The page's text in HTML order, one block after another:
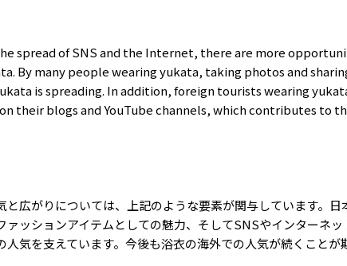
spread of SNS and the Internet, there are more
By many people wearing yukata, taking photos and
is spreading. In addition, foreign tourists wearing
their blogs and YouTube channels, which contributes to
と広がりについては、上記のような要素が関与しています。日
ァッションアイテムとしての魅力、そしてSNSやインターネ
人気を支えています。今後も浴衣の海外での人気が続くことが